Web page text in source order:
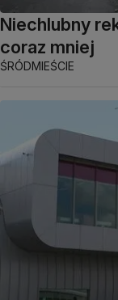
Niechlubny
coraz mniej
ŚRÓDMIEŚCIE